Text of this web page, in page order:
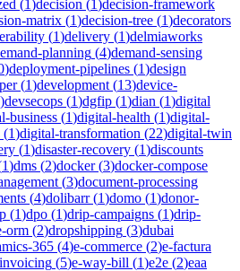
(1)decision (1)decision-framework
matrix (1)decision-tree (1)decorators
(1)delivery (1)delmiaworks
planning (4)demand-sensing
)deployment-pipelines (1)design
(1)development (13)device-
)devsecops (1)dgfip (1)dian (1)digital
business (1)digital-health (1)digital-
(1)digital-transformation (22)digital-twin
(1)disaster-recovery (1)discounts
1)dms (2)docker(3)docker-compose
(3)document-processing
(4)dolibarr(1)domo (1)donor-
(1)dpo (1)drip-campaigns (1)drip-
orm (2)dropshipping (3)dubai
365 (4)e-commerce (2)e-factura
(5)e-way-bill (1)e2e (2)eaa